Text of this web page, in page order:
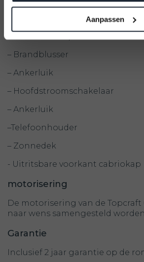
Aanpassen
– Ruimte voor toilet
– Brandblusser
– Ankerluik
– Hoofdstroomschakelaar
– Ankerluik
–Telefoonhouder
– Zonnedek
- Uitritsbare voorkant cabriokap
motorisering
De motorisering van de Topcraft
naar wens samengesteld
Garantie
Inclusief 2 jaar garantie op de